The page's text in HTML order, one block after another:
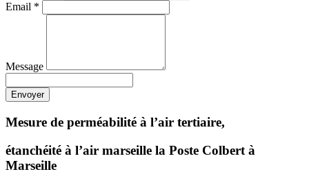
Email *
Message
Envoyer
Mesure de perméabilité à l’air tertiaire,
étanchéité à l’air marseille la Poste Colbert à
Marseille